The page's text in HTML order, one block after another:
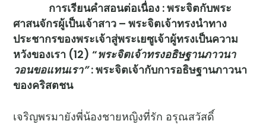
การเรียนคำสอนต่อเนื่อง : พระจิตกับพระ
ศาสนจักรผู้เป็นเจ้าสาว – พระจิตเจ้าทรงนำทาง
ประชากรของพระเจ้าสู่พระเยซูเจ้าผู้ทรงเป็นความ
หวังของเรา (12) “พระจิตเจ้าทรงอธิษฐานภาวนา
วอนขอแทนเรา”: พระจิตเจ้ากับการอธิษฐานภาวนา
ของคริสตชน
เจริญพรมายังพี่น้องชายหญิงที่รัก อรุณสวัสดิ์